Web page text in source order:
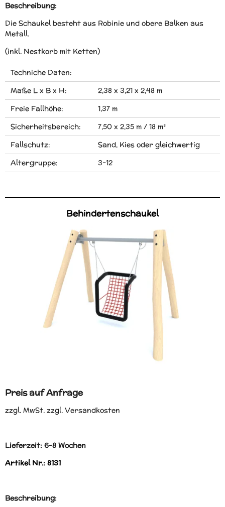
Beschreibung:
Die Schaukel besteht aus Robinie und obere Balken aus
Metall.
(inkl. Nestkorb mit Ketten)
Techniche Daten:
Maße L x B x H:
2,38 x 3,21 x 2,48 m
Freie Fallhöhe:
1,37 m
Sicherheitsbereich:
7,50 x 2,35 m / 18 m²
Fallschutz:
Sand, Kies oder gleichwertig
Altergruppe:
3-12
Behindertenschaukel
Preis auf Anfrage
zzgl. MwSt. zzgl. Versandkosten
Lieferzeit: 6-8 Wochen
Artikel Nr.: 8131
Beschreibung: